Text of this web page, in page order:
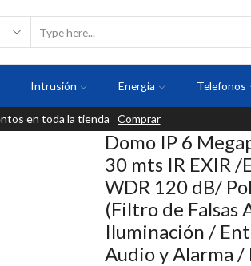
Intrusión Energia Telefonos
en toda la tienda Comprar
Domo IP 6
30 mts IR EXIR
WDR 120 dB/
(Filtro de Falsas
Iluminación /
Audio y Alarma /